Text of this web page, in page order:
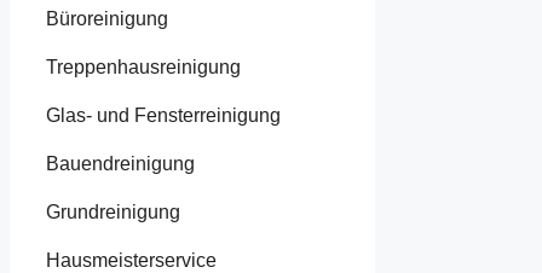
Büroreinigung
Treppenhausreinigung
Glas- und Fensterreinigung
Bauendreinigung
Grundreinigung
Hausmeisterservice